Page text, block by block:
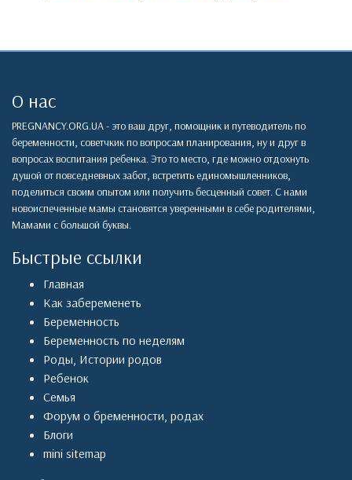
О нас
PREGNANCY.ORG.UA - это ваш друг, помощник и путеводитель по
беременности, советчкик по вопросам планирования, ну и друг в
вопросах воспитания ребенка. Это то место, где можно отдохнуть
душой от повседневных забот, встретить единомышленников,
поделиться своим опытом или получить бесценный совет. С нами
новоиспеченные мамы становятся уверенными в себе родителями,
Мамами с большой буквы.
Быстрые ссылки
Главная
Как забеременеть
Беременность
Беременность по неделям
Роды, Истории родов
Ребенок
Семья
Форум о бременности, родах
Блоги
mini sitemap